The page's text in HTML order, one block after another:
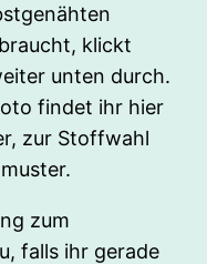
klickt
unten durch.
findet ihr hier
zur Stoffwahl
zum
falls ihr gerade